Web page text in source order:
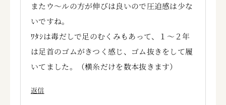
またウ～ルの方が伸びは良いので圧迫感は少な
いですね。
ﾜﾀｼは毒だしで足のむくみもあって、１～２年
は足首のゴムがきつく感じ、ゴム抜きをして履
いてました。（横糸だけを数本抜きます）
返信